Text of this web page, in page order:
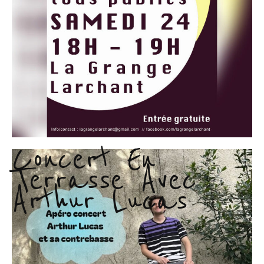
Concert En
Terrasse Avec
Arthur Lucas